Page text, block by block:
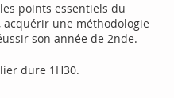
points essentiels du
acquérir une méthodologie
son année de 2nde.
dure 1H30.